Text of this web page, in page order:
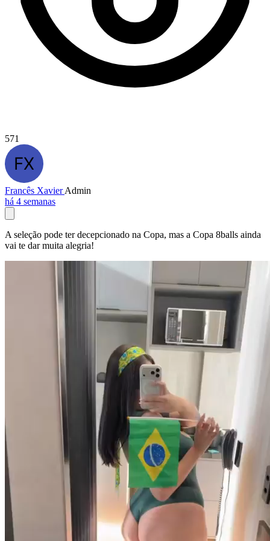
571
Francês XavierAdmin
há 4 semanas
A seleção pode ter decepcionado na Copa, mas a Copa 8balls ainda
vai te dar muita alegria!